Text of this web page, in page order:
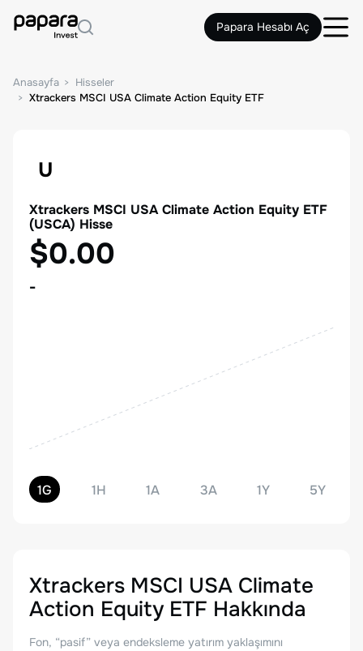
Papara Hesabı Aç
Anasayfa
Hisseler
Xtrackers MSCI USA Climate Action Equity ETF
U
Xtrackers MSCI USA Climate Action Equity ETF
(USCA) Hisse
$0.00
-
1G 1H 1A 3A 1Y 5Y
Xtrackers MSCI USA Climate
Action Equity ETF Hakkında
Fon, “pasif” veya endeksleme yatırım yaklaşımını